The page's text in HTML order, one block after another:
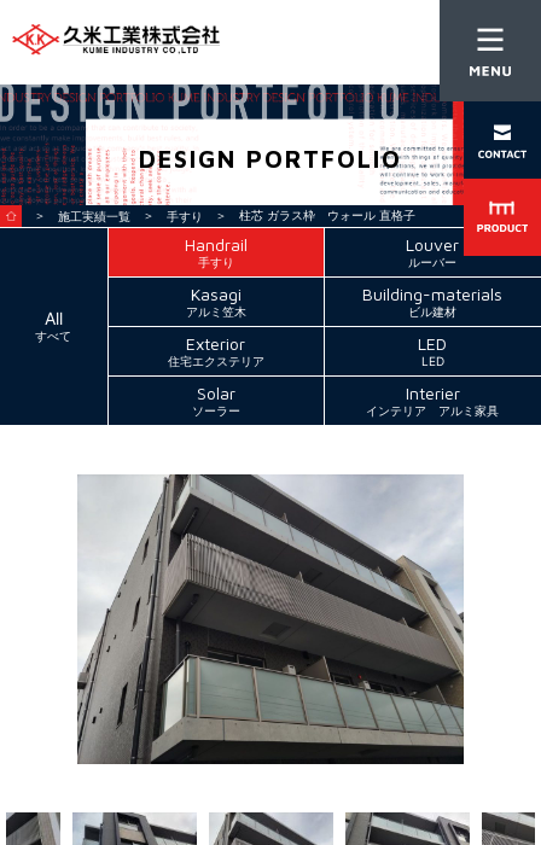
DESIGN PORTFOLIO
＞ 施工実績一覧 ＞ 手すり ＞ 柱芯 ガラス枠 ウォール 直格子
All
すべて
Handrail
手すり
Louver
ルーバー
Kasagi
アルミ笠木
Building-materials
ビル建材
Exterior
住宅エクステリア
LED
LED
Solar
ソーラー
Interier
インテリア アルミ家具